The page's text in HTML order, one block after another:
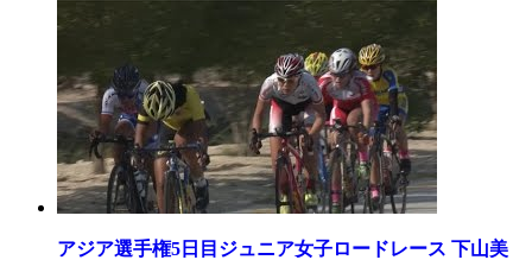
アジア選手権5日目ジュニア女子ロードレース 下山美